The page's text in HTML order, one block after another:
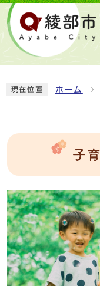
現在位置 ホーム